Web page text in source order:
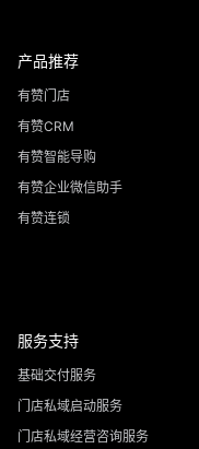
产品推荐
有赞门店
有赞CRM
有赞智能导购
有赞企业微信助手
有赞连锁
服务支持
基础交付服务
门店私域启动服务
门店私域经营咨询服务